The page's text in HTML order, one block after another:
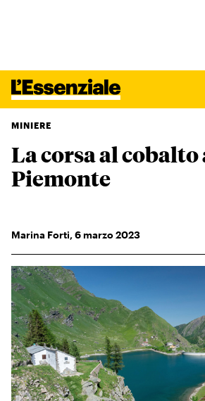
Xxx
Leggi Internazionale
Regala o rinnova
Newsletter
Esci
L’ESSENZIALE
Ultimi articoli
INTERNAZIONALE
IL SETTIMANALE
KIDS
FESTIVAL
L’ESSENZIALE
MINIERE
La corsa al
Piemonte
Marina Forti,6marzo 2023